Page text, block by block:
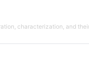
characterization, and